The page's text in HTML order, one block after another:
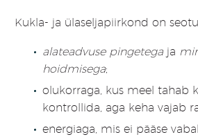
Kukla- ja ülaseljapiirkond on
alateadvuse pingetega ja
hoidmisega;
olukorraga, kus meel tahab
kontrollida, aga keha vajab
energiaga, mis ei pääse